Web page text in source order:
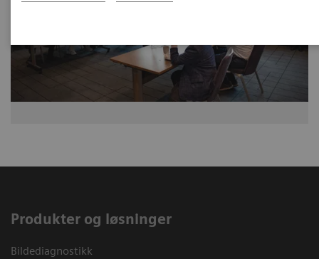
Produkter og løsninger
Bildediagnostikk